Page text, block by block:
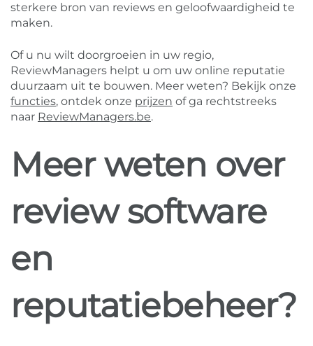
sterkere bron van reviews en geloofwaardigheid te
maken.
Of u nu wilt doorgroeien in uw regio,
ReviewManagers helpt u om uw online reputatie
duurzaam uit te bouwen. Meer weten? Bekijk onze
functies, ontdek onze prijzen of ga rechtstreeks
naar ReviewManagers.be.
Meer weten over
review software
en
reputatiebeheer?